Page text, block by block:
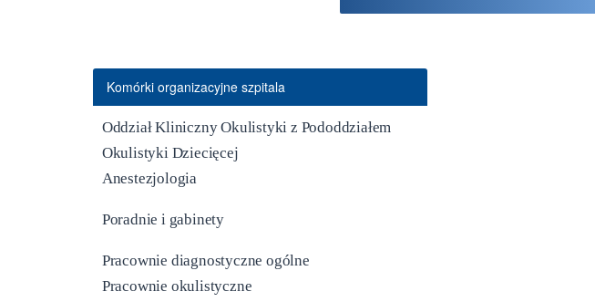
Komórki organizacyjne szpitala
Oddział Kliniczny Okulistyki z Pododdziałem
Okulistyki Dziecięcej
Anestezjologia
Poradnie i gabinety
Pracownie diagnostyczne ogólne
Pracownie okulistyczne